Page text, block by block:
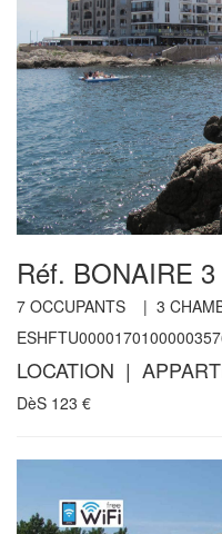
Réf. BONAIRE 3
7 OCCUPANTS | 3
LOCATION |
DèS 123 €